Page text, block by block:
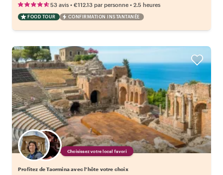
53 avis • €112.13 par personne • 2.5 heures
FOOD TOUR CONFIRMATION INSTANTANÉE
Choisissez votre local favori
Profitez de Taormina avec l'hôte votre choix